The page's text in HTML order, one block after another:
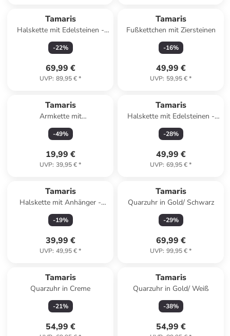
Tamaris
Halskette mit Edelsteinen -
(L)42 cm
-22%
69,99 €
UVP: 89,95 €*
Tamaris
Fußkettchen mit Ziersteinen
-16%
49,99 €
UVP: 59,95 €*
Tamaris
Armkette mit
Schmuckelement
-49%
19,99 €
UVP: 39,95 €*
Tamaris
Halskette mit Edelsteinen -
(L)45 cm
-28%
49,99 €
UVP: 69,95 €*
Tamaris
Halskette mit Anhänger -
(L)45 cm
-19%
39,99 €
UVP: 49,95 €*
Tamaris
Quarzuhr in Gold/ Schwarz
-29%
69,99 €
UVP: 99,95 €*
Tamaris
Quarzuhr in Creme
-21%
54,99 €
Tamaris
Quarzuhr in Gold/ Weiß
-38%
54,99 €